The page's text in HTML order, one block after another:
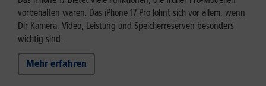
vorbehalten waren. Das iPhone 17 Pro lohnt sich vor allem, wenn
Dir Kamera, Video, Leistung und Speicherreserven besonders
wichtig sind.
Mehr erfahren